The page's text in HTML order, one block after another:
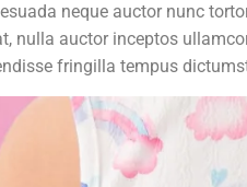
neque auctor nunc
nulla auctor inceptos
fringilla tempus